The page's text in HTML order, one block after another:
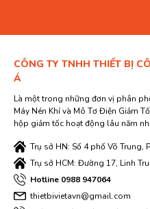
CÔNG TY TNHH THIẾT BỊ
Á
Là một trong những đơn vị phân
Máy Nén Khí và Mô Tơ Điện Giảm
hộp giảm tốc hoạt động lâu năm
Trụ sở HN: Số 4 phố Võ Trung,
Trụ sở HCM: Đường 17, Linh
Hotline 0988 947064
thietbivietavn@gmail.com